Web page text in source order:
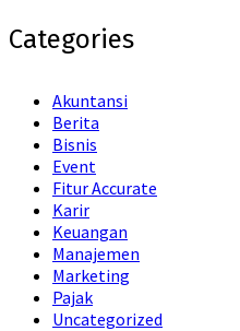
Categories
Akuntansi
Berita
Bisnis
Event
Fitur Accurate
Karir
Keuangan
Manajemen
Marketing
Pajak
Uncategorized